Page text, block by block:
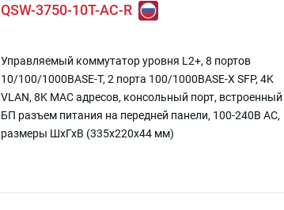
QSW-3750-10T-AC-R
Управляемый коммутатор уровня L2+, 8 портов
10/100/1000BASE-T, 2 порта 100/1000BASE-X SFP, 4K
VLAN, 8K MAC адресов, консольный порт, встроенный
БП разъем питания на передней панели, 100-240В AC,
размеры ШхГхВ (335x220x44 мм)